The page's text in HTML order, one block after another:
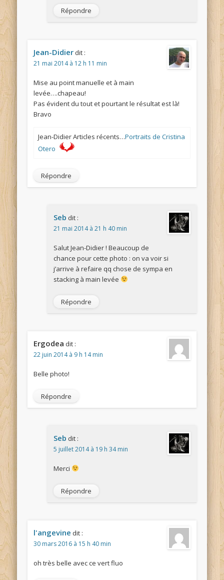
Répondre
Jean-Didier dit :
21 mai 2014 à 12 h 11 min
Mise au point manuelle et à main
levée….chapeau!
Pas évident du tout et pourtant le résultat est là!
Bravo
Jean-Didier Articles récents…Portraits de Cristina
Otero
Répondre
Seb dit :
21 mai 2014 à 21 h 40 min
Salut Jean-Didier ! Beaucoup de
chance pour cette photo : on va voir si
j’arrive à refaire qq chose de sympa en
stacking à main levée
Répondre
Ergodea dit :
22 juin 2014 à 9 h 14 min
Belle photo!
Répondre
Seb dit :
5 juillet 2014 à 19 h 34 min
Merci
Répondre
l'angevine dit :
30 mars 2016 à 15 h 40 min
oh très belle avec ce vert fluo